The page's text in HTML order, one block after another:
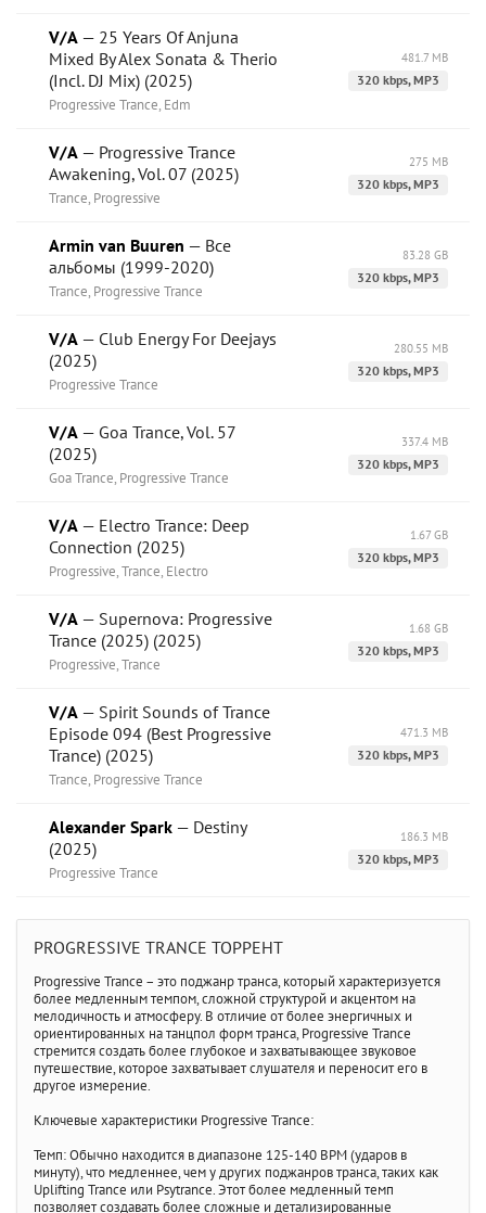
V/A — 25 Years Of Anjuna
Mixed By Alex Sonata & Therio
(Incl. DJ Mix) (2025)
Progressive Trance, Edm
481.7 MB
320 kbps, MP3
V/A — Progressive Trance
Awakening, Vol. 07 (2025)
Trance, Progressive
275 MB
320 kbps, MP3
Armin van Buuren — Все
альбомы (1999-2020)
Trance, Progressive Trance
83.28 GB
320 kbps, MP3
V/A — Club Energy For Deejays
(2025)
Progressive Trance
280.55 MB
320 kbps, MP3
V/A — Goa Trance, Vol. 57
(2025)
Goa Trance, Progressive Trance
337.4 MB
320 kbps, MP3
V/A — Electro Trance: Deep
Connection (2025)
Progressive, Trance, Electro
1.67 GB
320 kbps, MP3
V/A — Supernova: Progressive
Trance (2025) (2025)
Progressive, Trance
1.68 GB
320 kbps, MP3
V/A — Spirit Sounds of Trance
Episode 094 (Best Progressive
Trance) (2025)
Trance, Progressive Trance
471.3 MB
320 kbps, MP3
Alexander Spark — Destiny
(2025)
Progressive Trance
186.3 MB
320 kbps, MP3
PROGRESSIVE TRANCE ТОРРЕНТ
Progressive Trance – это поджанр транса, который характеризуется
более медленным темпом, сложной структурой и акцентом на
мелодичность и атмосферу. В отличие от более энергичных и
ориентированных на танцпол форм транса, Progressive Trance
стремится создать более глубокое и захватывающее звуковое
путешествие, которое захватывает слушателя и переносит его в
другое измерение.
Ключевые характеристики Progressive Trance:
Темп: Обычно находится в диапазоне 125-140 BPM (ударов в
минуту), что медленнее, чем у других поджанров транса, таких как
Uplifting Trance или Psytrance. Этот более медленный темп
позволяет создавать более сложные и детализированные